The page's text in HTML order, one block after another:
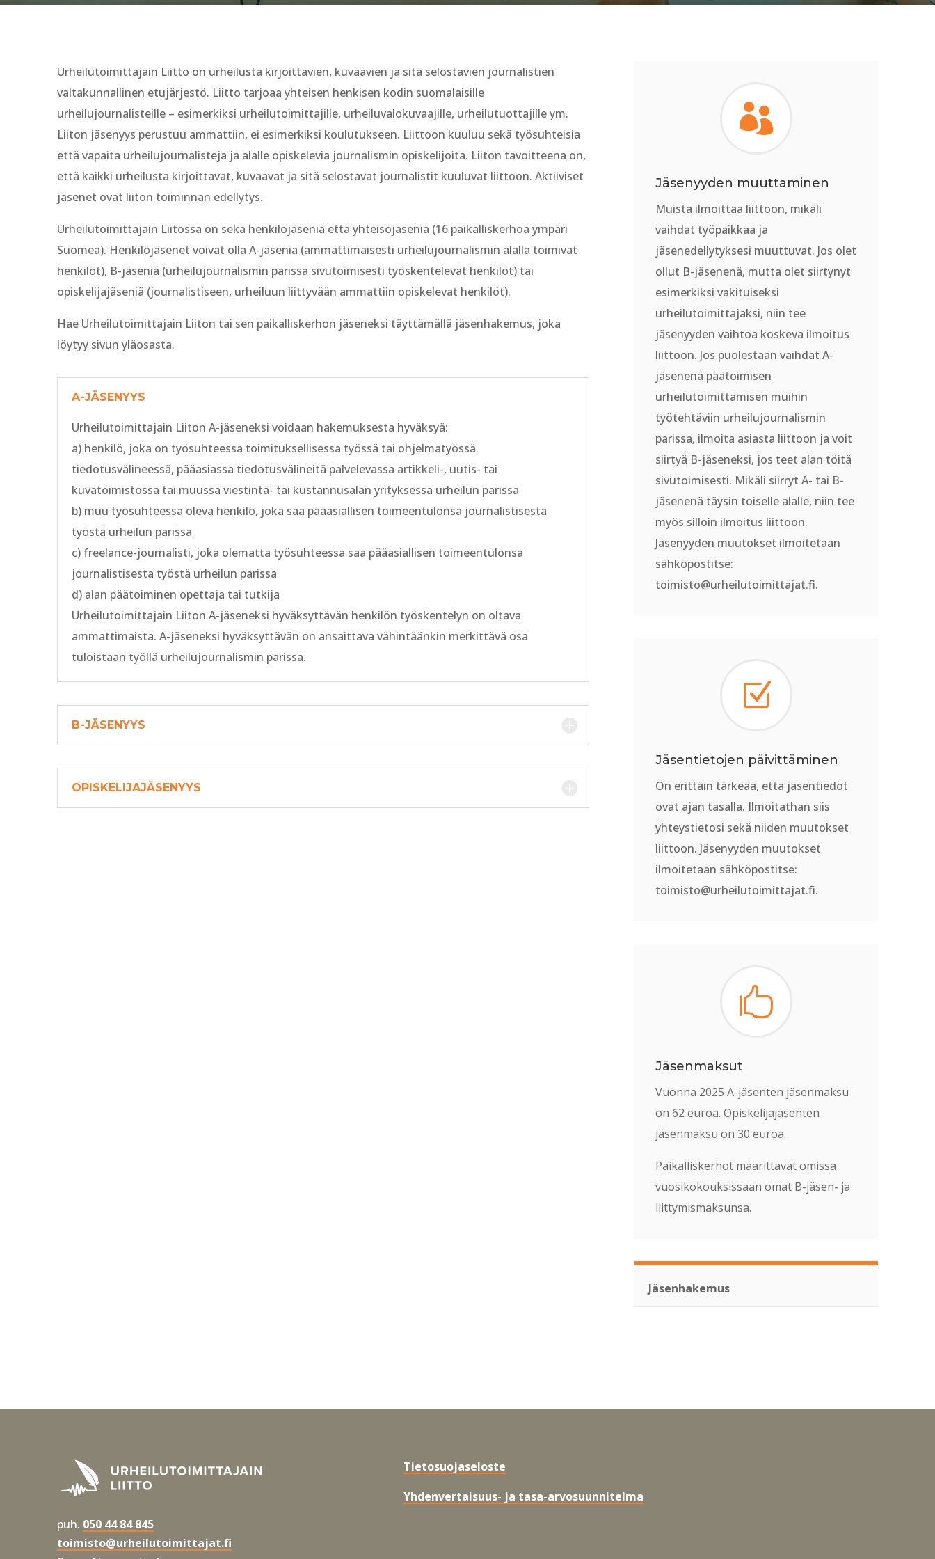
Urheilutoimittajain Liitto on urheilusta kirjoittavien, kuvaavien ja sitä selostavien journalistien
valtakunnallinen etujärjestö. Liitto tarjoaa yhteisen henkisen kodin suomalaisille
urheilujournalisteille – esimerkiksi urheilutoimittajille, urheiluvalokuvaajille, urheilutuottajille ym.
Liiton jäsenyys perustuu ammattiin, ei esimerkiksi koulutukseen. Liittoon kuuluu sekä työsuhteisia
että vapaita urheilujournalisteja ja alalle opiskelevia journalismin opiskelijoita. Liiton tavoitteena on,
että kaikki urheilusta kirjoittavat, kuvaavat ja sitä selostavat journalistit kuuluvat liittoon. Aktiiviset
jäsenet ovat liiton toiminnan edellytys.
Urheilutoimittajain Liitossa on sekä henkilöjäseniä että yhteisöjäseniä (16 paikalliskerhoa ympäri
Suomea). Henkilöjäsenet voivat olla A-jäseniä (ammattimaisesti urheilujournalismin alalla toimivat
henkilöt), B-jäseniä (urheilujournalismin parissa sivutoimisesti työskentelevät henkilöt) tai
opiskelijajäseniä (journalistiseen, urheiluun liittyvään ammattiin opiskelevat henkilöt).
Hae Urheilutoimittajain Liiton tai sen paikalliskerhon jäseneksi täyttämällä jäsenhakemus, joka
löytyy sivun yläosasta.
A-JÄSENYYS
Urheilutoimittajain Liiton A-jäseneksi voidaan hakemuksesta hyväksyä:
a) henkilö, joka on työsuhteessa toimituksellisessa työssä tai ohjelmatyössä
tiedotusvälineessä, pääasiassa tiedotusvälineitä palvelevassa artikkeli-, uutis- tai
kuvatoimistossa tai muussa viestintä- tai kustannusalan yrityksessä urheilun parissa
b) muu työsuhteessa oleva henkilö, joka saa pääasiallisen toimeentulonsa journalistisesta
työstä urheilun parissa
c) freelance-journalisti, joka olematta työsuhteessa saa pääasiallisen toimeentulonsa
journalistisesta työstä urheilun parissa
d) alan päätoiminen opettaja tai tutkija
Urheilutoimittajain Liiton A-jäseneksi hyväksyttävän henkilön työskentelyn on oltava
ammattimaista. A-jäseneksi hyväksyttävän on ansaittava vähintäänkin merkittävä osa
tuloistaan työllä urheilujournalismin parissa.
B-JÄSENYYS
OPISKELIJAJÄSENYYS

Jäsenyyden muuttaminen
Muista ilmoittaa liittoon, mikäli
vaihdat työpaikkaa ja
jäsenedellytyksesi muuttuvat. Jos olet
ollut B-jäsenenä, mutta olet siirtynyt
esimerkiksi vakituiseksi
urheilutoimittajaksi, niin tee
jäsenyyden vaihtoa koskeva ilmoitus
liittoon. Jos puolestaan vaihdat A-
jäsenenä päätoimisen
urheilutoimittamisen muihin
työtehtäviin urheilujournalismin
parissa, ilmoita asiasta liittoon ja voit
siirtyä B-jäseneksi, jos teet alan töitä
sivutoimisesti. Mikäli siirryt A- tai B-
jäsenenä täysin toiselle alalle, niin tee
myös silloin ilmoitus liittoon.
Jäsenyyden muutokset ilmoitetaan
sähköpostitse:
toimisto@urheilutoimittajat.fi.
Z
Jäsentietojen päivittäminen
On erittäin tärkeää, että jäsentiedot
ovat ajan tasalla. Ilmoitathan siis
yhteystietosi sekä niiden muutokset
liittoon. Jäsenyyden muutokset
ilmoitetaan sähköpostitse:
toimisto@urheilutoimittajat.fi.

Jäsenmaksut
Vuonna 2025 A-jäsenten jäsenmaksu
on 62 euroa. Opiskelijajäsenten
jäsenmaksu on 30 euroa.
Paikalliskerhot määrittävät omissa
vuosikokouksissaan omat B-jäsen- ja
liittymismaksunsa.
Jäsenhakemus
puh. 050 44 84 845
toimisto@urheilutoimittajat.fi
Tietosuojaseloste
Yhdenvertaisuus- ja tasa-arvosuunnitelma